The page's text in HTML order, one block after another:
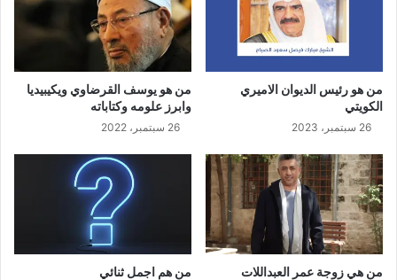
من هو رئيس الديوان الاميري
الكويتي
26 سبتمبر، 2023
من هو يوسف القرضاوي ويكيبيديا
وابرز علومه وكتاباته
26 سبتمبر، 2022
من هي زوجة عمر العبداللات
من هم اجمل ثنائي